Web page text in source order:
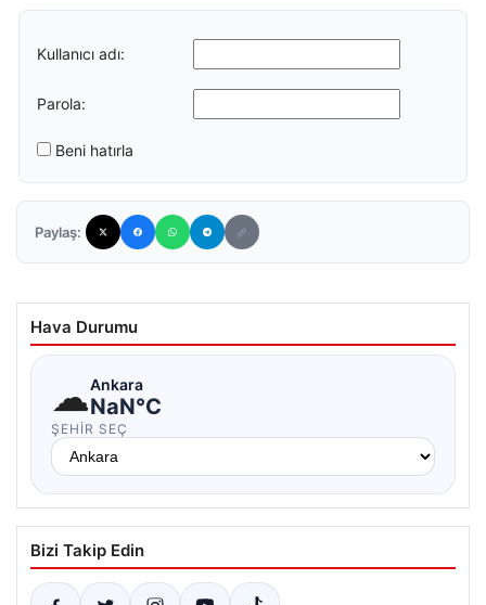
Kullanıcı adı:
Parola:
Beni hatırla
Paylaş:
Hava Durumu
☁Ankara
NaN°C
ŞEHIR SEÇ
Bizi Takip Edin